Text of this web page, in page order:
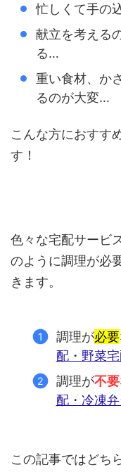
忙しくて手の
献立を考える
る…
重い食材、か
るのが大変…
こんな方におすす
す！
色々な宅配サービ
のように調理が必
きます。
調理が必要
配・野菜
調理が不要
配・冷凍弁
この記事ではどち